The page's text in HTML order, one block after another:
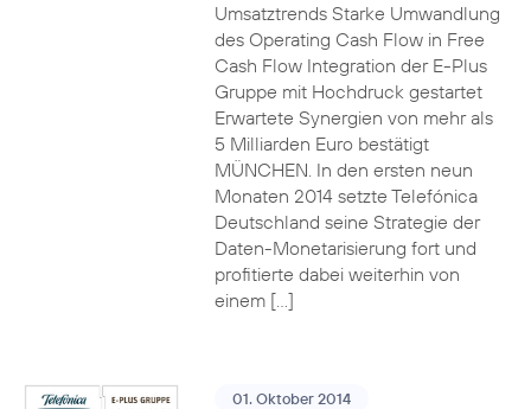
Umsatztrends Starke Umwandlung
des Operating Cash Flow in Free
Cash Flow Integration der E-Plus
Gruppe mit Hochdruck gestartet
Erwartete Synergien von mehr als
5 Milliarden Euro bestätigt
MÜNCHEN. In den ersten neun
Monaten 2014 setzte Telefónica
Deutschland seine Strategie der
Daten-Monetarisierung fort und
profitierte dabei weiterhin von
einem […]
01. Oktober 2014